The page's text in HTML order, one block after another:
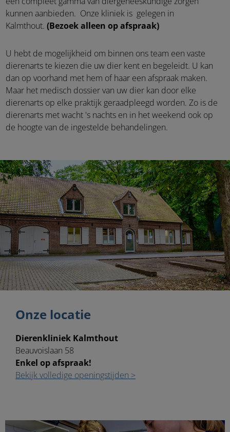
kunnen aanbieden. Onze kliniek is gelegen in
Kalmthout. (Bezoek alleen op afspraak)
U hebt de mogelijkheid om binnen ons team een vaste
dierenarts te kiezen die uw dier kent en begeleidt. U kan
dan op voorhand met hem of haar een afspraak maken.
Maar het medisch dossier van uw dier kan door elke
dierenarts op elke praktijk geraadpleegd worden. Zo is de
dierenarts met wacht 's nachts en in het weekend ook op
de hoogte van de ingestelde behandelingen.
Onze locatie
Dierenkliniek Kalmthout
Beauvoislaan 58
Enkel op afspraak!
Bekijk volledige openingstijden >